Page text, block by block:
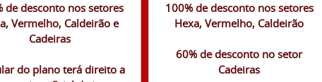
de desconto nos setores
Vermelho, Caldeirão e
Cadeiras
do plano terá direito a
100% de desconto nos setores
Hexa, Vermelho, Caldeirão
60% de desconto no setor
Cadeiras